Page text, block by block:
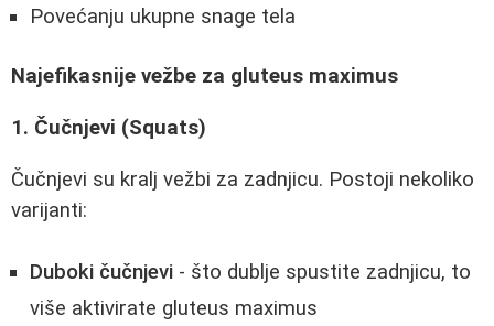
Povećanju ukupne snage tela
Najefikasnije vežbe za gluteus maximus
1. Čučnjevi (Squats)
Čučnjevi su kralj vežbi za zadnjicu. Postoji nekoliko
varijanti:
Duboki čučnjevi - što dublje spustite zadnjicu, to
više aktivirate gluteus maximus